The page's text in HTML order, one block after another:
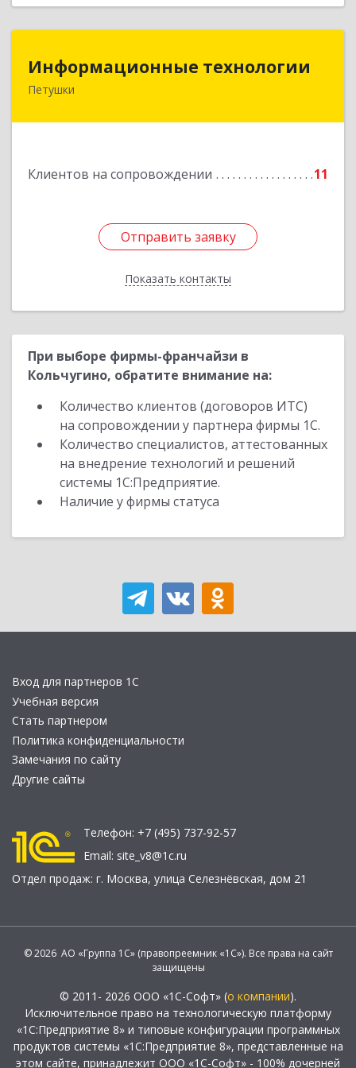
Информационные технологии
Петушки
Клиентов на сопровождении 11
Отправить заявку
Показать контакты
Информационные технологии
Отправить заявку
Назад
При выборе фирмы-франчайзи в
Кольчугино, обратите внимание на:
Количество клиентов (договоров ИТС)
на сопровождении у партнера фирмы 1С.
Количество специалистов, аттестованных
на внедрение технологий и решений
системы 1С:Предприятие.
Наличие у фирмы статуса
Вход для партнеров 1С
Учебная версия
Стать партнером
Политика конфиденциальности
Замечания по сайту
Другие сайты
Телефон: +7 (495) 737-92-57
Email: site_v8@1c.ru
Отдел продаж: г. Москва, улица Селезнёвская, дом 21
© 2026 АО «Группа 1С» (правопреемник «1С»). Все права на сайт
защищены
© 2011- 2026 ООО «1С-Софт» (о компании).
Исключительное право на технологическую платформу
«1С:Предприятие 8» и типовые конфигурации программных
продуктов системы «1С:Предприятие 8», представленные на
этом сайте, принадлежит ООО «1С-Софт» - 100% дочерней